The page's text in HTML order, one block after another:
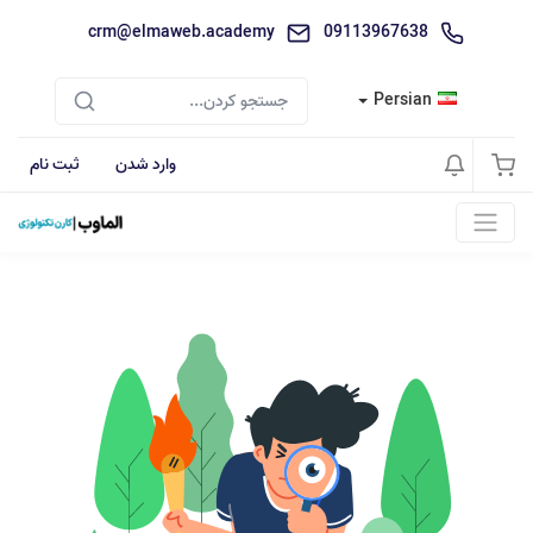
09113967638
crm@elmaweb.academy
Persian
وارد شدن ثبت نام